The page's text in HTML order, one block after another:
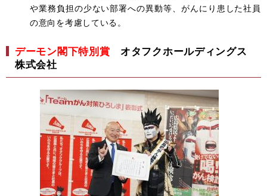
や業務負担の少ない部署への異動等、がんにり患した社員
の意向を考慮している。
デーモン閣下特別賞 オタフクホールディングス
株式会社